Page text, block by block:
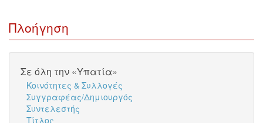
Πλοήγηση
Σε όλη την «Υπατία»
Κοινότητες & Συλλογές
Συγγραφέας/Δημιουργός
Συντελεστής
Τίτλος